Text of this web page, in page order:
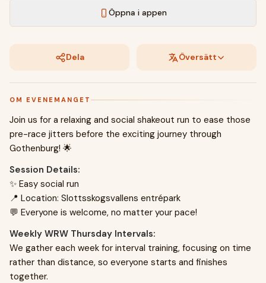
Öppna i appen
Dela Översätt
OM EVENEMANGET
Join us for a relaxing and social shakeout run to ease those
pre-race jitters before the exciting journey through
Gothenburg! 🌟
Session Details:
✨ Easy social run
📍 Location: Slottsskogsvallens entrépark
💬 Everyone is welcome, no matter your pace!
Weekly WRW Thursday Intervals:
We gather each week for interval training, focusing on time
rather than distance, so everyone starts and finishes
together.